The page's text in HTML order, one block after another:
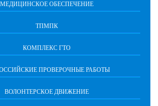
МЕДИЦИНСКОЕ ОБЕСПЕЧЕНИЕ
ТПМПК
КОМПЛЕКС ГТО
ПРОВЕРОЧНЫЕ РАБОТЫ
ВОЛОНТЕРСКОЕ ДВИЖЕНИЕ